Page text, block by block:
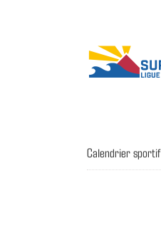
Calendrier sportif